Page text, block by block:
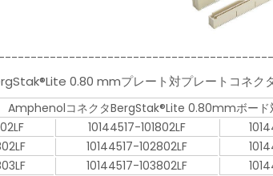
0.80 mmプレート対プレートコネク
AmphenolコネクタBergStak®Lite 0.80mmボード
10144517-101802LF
10144517-102802LF
10144517-103802LF